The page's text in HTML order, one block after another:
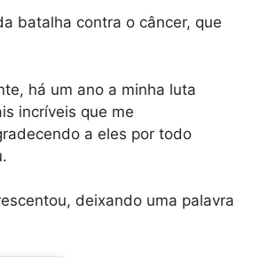
batalha contra o câncer, que
há um ano a minha luta
incríveis que me
a eles por todo
deixando uma palavra